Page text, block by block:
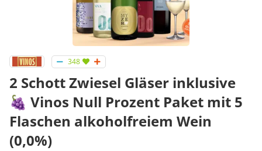
348
2 Schott Zwiesel Gläser inklusive
🍇 Vinos Null Prozent Paket mit 5
Flaschen alkoholfreiem Wein
(0,0%)